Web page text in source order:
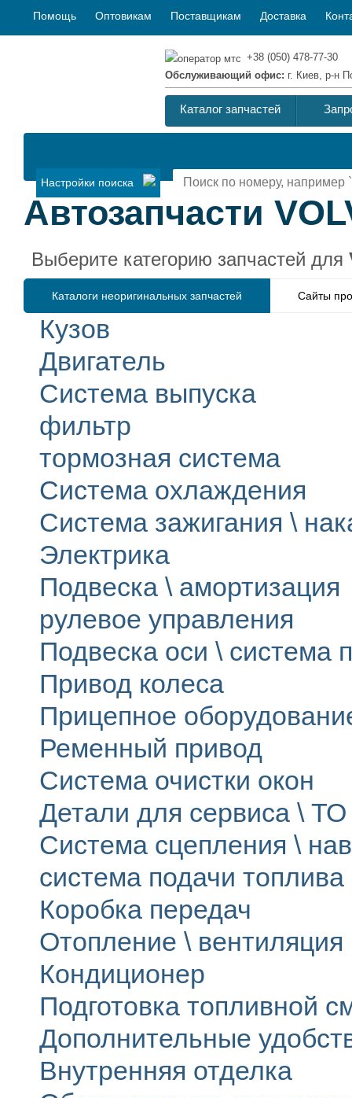
Помощь Оптовикам Поставщикам Доставка
+38 (050) 478-77-30
Обслуживающий офис: г. Киев, р-н
Каталог запчастей
Настройки поиска
Автозапчасти
Выберите категорию запчастей для
Каталоги неоригинальных запчастей Сайты
Кузов
Двигатель
Система выпуска
фильтр
тормозная система
Система охлаждения
Система зажигания \
Электрика
Подвеска \ амортизация
рулевое управления
Подвеска оси \ система
Привод колеса
Прицепное
Ременный привод
Система очистки окон
Детали для сервиса \ ТО
Система сцепления \
система подачи топлива
Коробка передач
Отопление \ вентиляция
Кондиционер
Подготовка топливной
Дополнительные
Внутренняя отделка